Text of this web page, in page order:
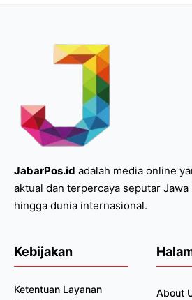
JabarPos.id adalah media online
aktual dan terpercaya seputar Jawa
hingga dunia internasional.
Kebijakan
Ketentuan Layanan
About